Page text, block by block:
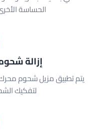
الحساسة
إزالة
يتم تطبيق مزيل شحوم
لتفكيك